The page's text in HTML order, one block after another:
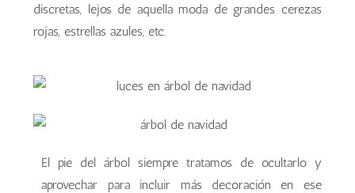
discretas, lejos de aquella moda de grandes cerezas
rojas, estrellas azules, etc.
El pie del árbol siempre tratamos de ocultarlo y
aprovechar para incluir más decoración en ese